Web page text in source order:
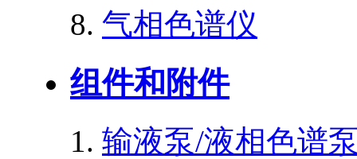
气相色谱仪
组件和附件
输液泵/液相色谱